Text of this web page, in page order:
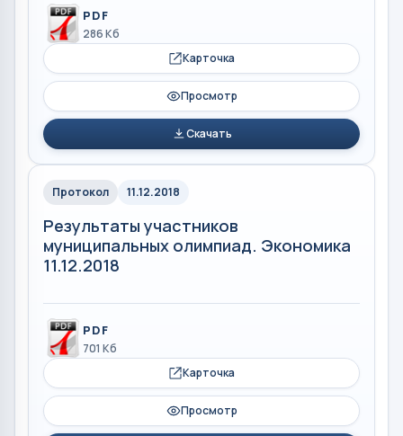
PDF
286 Кб
Карточка
Просмотр
Скачать
Протокол 11.12.2018
Результаты участников
муниципальных олимпиад. Экономика
11.12.2018
PDF
701 Кб
Карточка
Просмотр